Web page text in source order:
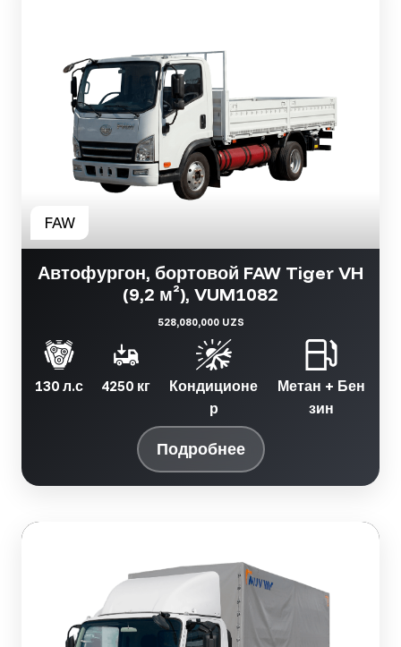
Автофургон, бортовой FAW Tiger VH
(9,2 м²), VUM1082
528,080,000 UZS
130 л.с 4250 кг
Кондиционе
р
Метан + Бен
зин
Подробнее